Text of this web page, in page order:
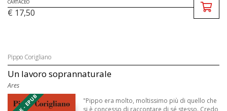
CARTACEO
€ 17,50
Pippo Corigliano
Un lavoro soprannaturale
Ares
"Pippo era molto, moltissimo più di quello che